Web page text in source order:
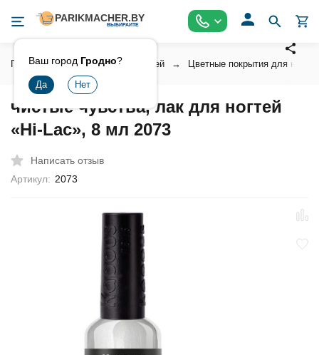
Ваш город Гродно?
Главная Косметика для ногтей Цветные покрытия для ногтей
чистые чувства, лак для ногтей
«Hi-Lac», 8 мл 2073
Написать отзыв
Артикул: 2073